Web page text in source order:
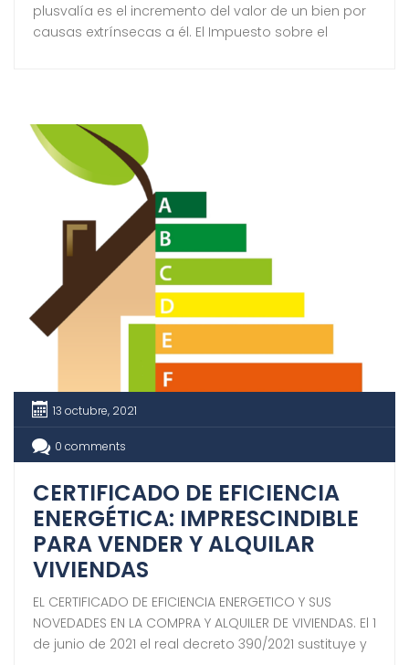
plusvalía es el incremento del valor de un bien por
causas extrínsecas a él. El Impuesto sobre el
13 octubre, 2021
0 comments
CERTIFICADO DE EFICIENCIA
ENERGÉTICA: IMPRESCINDIBLE
PARA VENDER Y ALQUILAR
VIVIENDAS
EL CERTIFICADO DE EFICIENCIA ENERGETICO Y SUS
NOVEDADES EN LA COMPRA Y ALQUILER DE VIVIENDAS. El 1
de junio de 2021 el real decreto 390/2021 sustituye y